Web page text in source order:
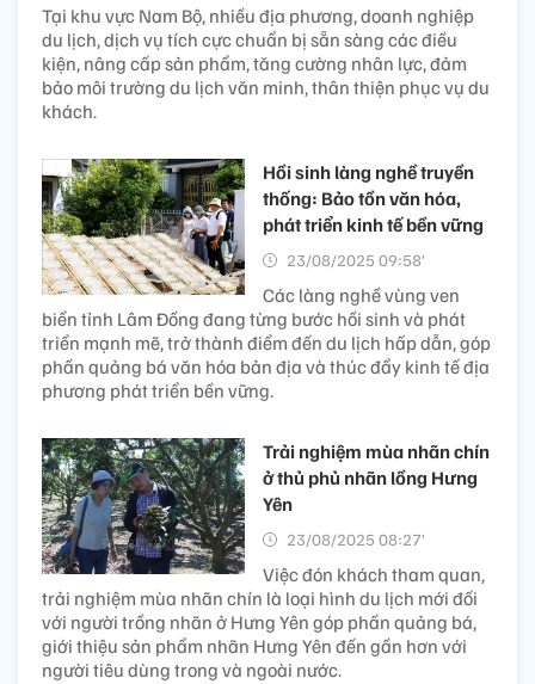
Tại khu vực Nam Bộ, nhiều địa phương, doanh nghiệp
du lịch, dịch vụ tích cực chuẩn bị sẵn sàng các điều
kiện, nâng cấp sản phẩm, tăng cường nhân lực, đảm
bảo môi trường du lịch văn minh, thân thiện phục vụ du
khách.
Hồi sinh làng nghề truyền
thống: Bảo tồn văn hóa,
phát triển kinh tế bền vững
23/08/2025 09:58’
Các làng nghề vùng ven
biển tỉnh Lâm Đồng đang từng bước hồi sinh và phát
triển mạnh mẽ, trở thành điểm đến du lịch hấp dẫn, góp
phần quảng bá văn hóa bản địa và thúc đẩy kinh tế địa
phương phát triển bền vững.
Trải nghiệm mùa nhãn chín
ở thủ phủ nhãn lồng Hưng
Yên
23/08/2025 08:27’
Việc đón khách tham quan,
trải nghiệm mùa nhãn chín là loại hình du lịch mới đối
với người trồng nhãn ở Hưng Yên góp phần quảng bá,
giới thiệu sản phẩm nhãn Hưng Yên đến gần hơn với
người tiêu dùng trong và ngoài nước.